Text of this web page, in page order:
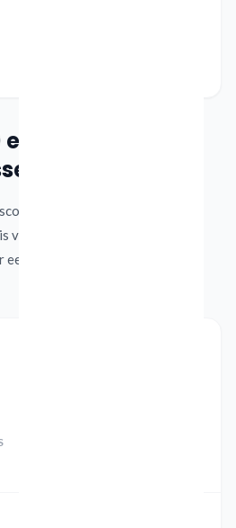
volgens ISO 11654. Deze
van hoe het menselijk oor geluid
praktische Europese